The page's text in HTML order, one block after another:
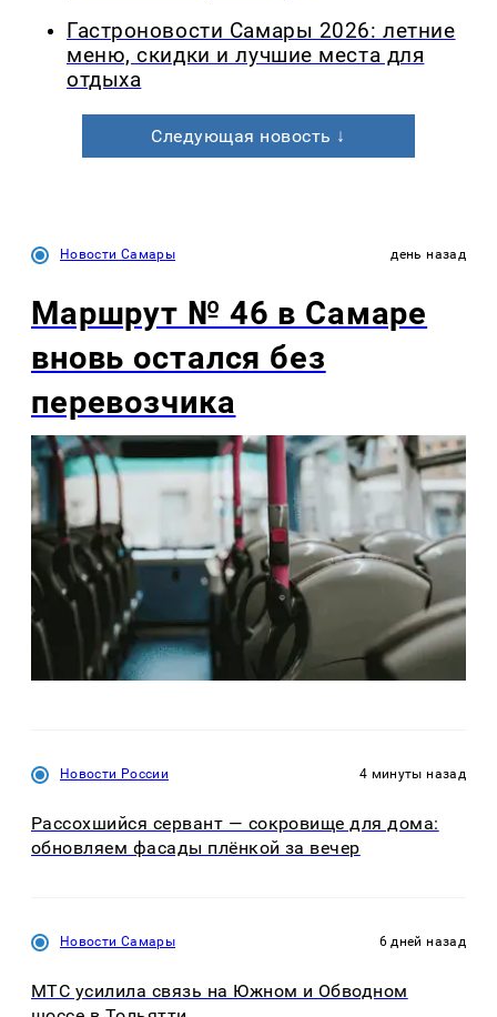
Гастроновости Самары 2026: летние
меню, скидки и лучшие места для
отдыха
Следующая новость ↓
Новости Самары день назад
Маршрут № 46 в Самаре
вновь остался без
перевозчика
Новости России 4 минуты назад
Рассохшийся сервант — сокровище для дома:
обновляем фасады плёнкой за вечер
Новости Самары 6 дней назад
МТС усилила связь на Южном и Обводном